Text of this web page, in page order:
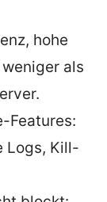
hohe
als
Features:
Logs, Kill-